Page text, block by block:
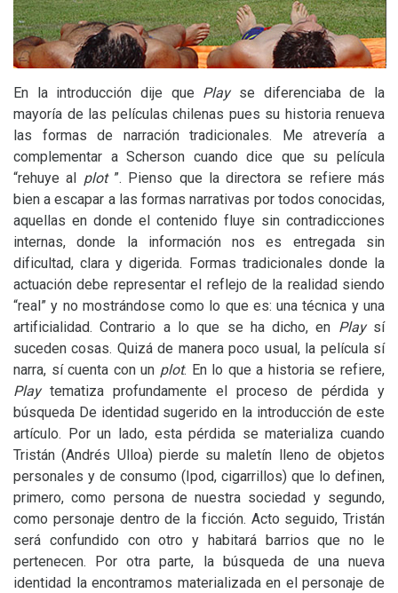
En la introducción dije que Playse diferenciaba de la
mayoría de las películas chilenas pues su historia renueva
las formas de narración tradicionales. Me atrevería a
complementar a Scherson cuando dice que su película
“rehuye al plot ”. Pienso que la directora se refiere más
bien a escapar a las formas narrativas por todos conocidas,
aquellas en donde el contenido fluye sin contradicciones
internas, donde la información nos es entregada sin
dificultad, clara y digerida. Formas tradicionales donde la
actuación debe representar el reflejo de la realidad siendo
“real” y no mostrándose como lo que es: una técnica y una
artificialidad. Contrario a lo que se ha dicho, en Playsí
suceden cosas. Quizá de manera poco usual, la película sí
narra, sí cuenta con un plot. En lo que a historia se refiere,
Playtematiza profundamente el proceso de pérdida y
búsqueda De identidad sugerido en la introducción de este
artículo. Por un lado, esta pérdida se materializa cuando
Tristán (Andrés Ulloa) pierde su maletín lleno de objetos
personales y de consumo (Ipod, cigarrillos) que lo definen,
primero, como persona de nuestra sociedad y segundo,
como personaje dentro de la ficción. Acto seguido, Tristán
será confundido con otro y habitará barrios que no le
pertenecen. Por otra parte, la búsqueda de una nueva
identidad la encontramos materializada en el personaje de